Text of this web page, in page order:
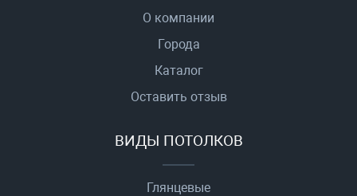
О компании
Города
Каталог
Оставить отзыв
ВИДЫ ПОТОЛКОВ
Глянцевые